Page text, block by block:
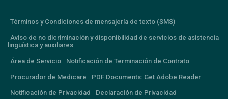
Términos y Condiciones de mensajería de texto (SMS)
Aviso de no dicriminación y disponibilidad de servicios de asistencia
lingüística y auxiliares
Área de Servicio Notificación de Terminación de Contrato
Procurador de Medicare PDF Documents: Get Adobe Reader
Notificación de Privacidad Declaración de Privacidad